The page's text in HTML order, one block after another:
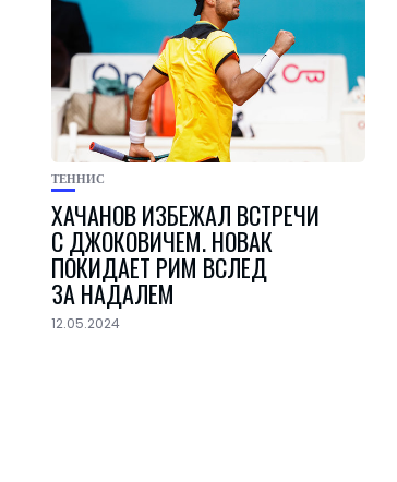
ТЕННИС
ХАЧАНОВ ИЗБЕЖАЛ ВСТРЕЧИ
С ДЖОКОВИЧЕМ. НОВАК
ПОКИДАЕТ РИМ ВСЛЕД
ЗА НАДАЛЕМ
12.05.2024